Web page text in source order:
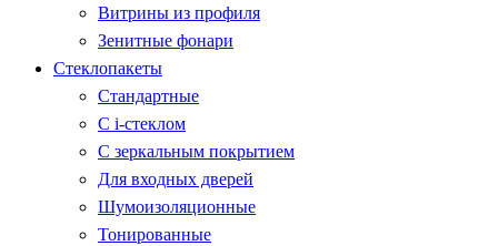
Витрины из профиля
Зенитные фонари
Стеклопакеты
Стандартные
С i-стеклом
С зеркальным покрытием
Для входных дверей
Шумоизоляционные
Тонированные